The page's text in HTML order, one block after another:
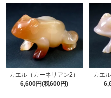
カエル（カーネリアン2）
6,600円(税600円)
カエ